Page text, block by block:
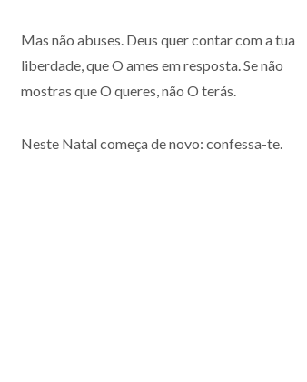
Mas não abuses. Deus quer contar com a tua
liberdade, que O ames em resposta. Se não
mostras que O queres, não O terás.
Neste Natal começa de novo: confessa-te.